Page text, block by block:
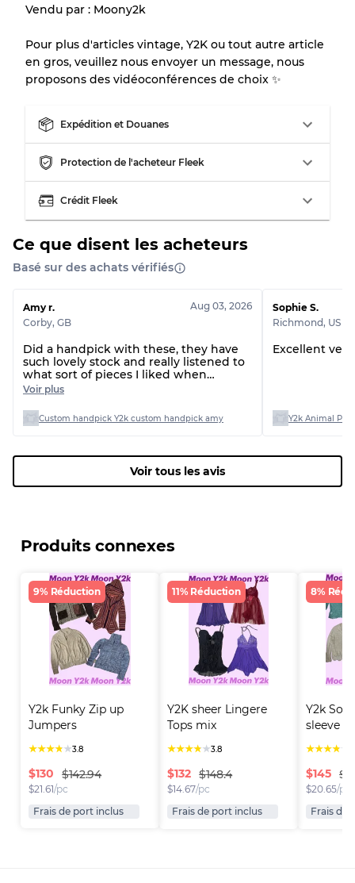
Qualité AB
70% A, 30% B
Qualité BC
60% B, 40% C
Qualité ABC
30% A, 40% B, 30% C
Vendu par : Moony2k
Pour plus d'articles vintage, Y2K ou tout autre article
en gros, veuillez nous envoyer un message, nous
proposons des vidéoconférences de choix ✨
Expédition et Douanes
Protection de l'acheteur Fleek
Crédit Fleek
Ce que disent les acheteurs
Basé sur des achats vérifiés
Amy r.
Corby, GB
Aug 03, 2026
Did a handpick with these, they have
such lovely stock and really listened to
what sort of pieces I liked when
presenting them to me on the call, all
arrived with no issues at all :)
Voir plus
Custom handpick Y2k custom handpick amy
Sophie S.
Richmond, US
Excellent
Y2k Animal
Voir tous les avis
Produits connexes
9% Réduction
Y2k Funky Zip up
Jumpers
★★★★★3.8
$130 $142.94
$21.61/pc
Frais de port inclus
11% Réduction
Y2K sheer Lingere
Tops mix
★★★★★3.8
$132 $148.4
$14.67/pc
Frais de port inclus
8%
Y2k
sleeve
★★★★★
$145
$20.65/pc
Frais de